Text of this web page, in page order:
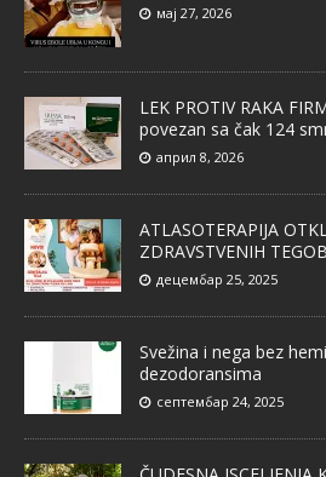
мај 27, 2026
LEK PROTIV RAKA
povezan sa čak 124
април 8, 2026
ATLASOTERAPIJA
ZDRAVSTVENIH
децембар 25, 2025
Svežina i nega bez
dezodoransima
септембар 24, 2025